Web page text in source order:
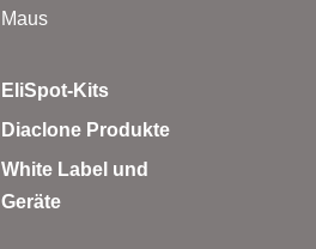
Maus
EliSpot-Kits
Diaclone Produkte
White Label und
Geräte